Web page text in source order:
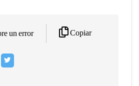
un error Copiar